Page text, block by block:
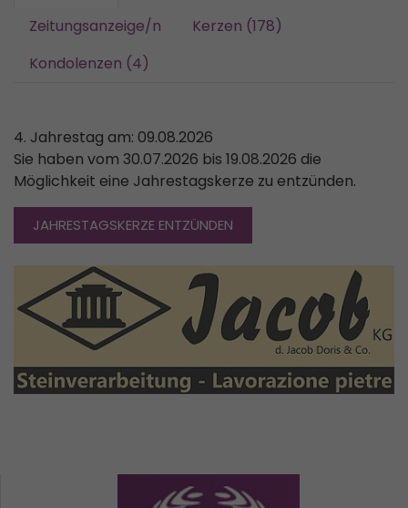
Zeitungsanzeige/n
Kerzen (178)
Kondolenzen (4)
4. Jahrestag am: 09.08.2026
Sie haben vom 30.07.2026 bis 19.08.2026 die
Möglichkeit eine Jahrestagskerze zu entzünden.
JAHRESTAGSKERZE ENTZÜNDEN